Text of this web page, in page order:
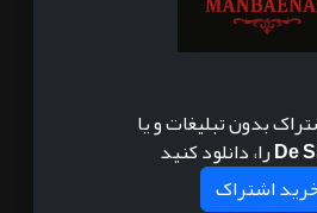
بدون تبلیغات و یا
Deرا، دانلود کنید
اشتراک